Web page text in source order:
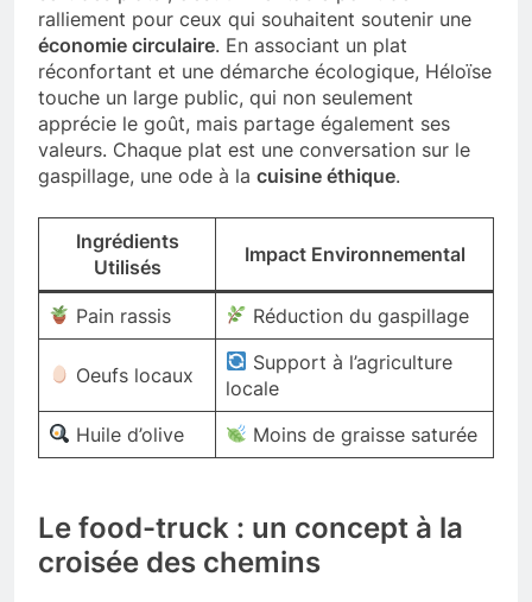
ralliement pour ceux qui souhaitent soutenir une
économie circulaire. En associant un plat
réconfortant et une démarche écologique, Héloïse
touche un large public, qui non seulement
apprécie le goût, mais partage également ses
valeurs. Chaque plat est une conversation sur le
gaspillage, une ode à la cuisine éthique.
Ingrédients
Utilisés
Impact Environnemental
Pain rassis Réduction du gaspillage
Oeufs locaux
Support à l’agriculture
locale
Huile d’olive
Moins de graisse saturée
Le food-truck : un concept à la
croisée des chemins